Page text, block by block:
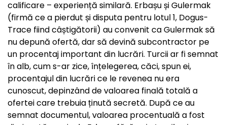
calificare – experiență similară. Erbașu și Gulermak
(firmă ce a pierdut și disputa pentru lotul 1, Dogus-
Trace fiind câștigătorii) au convenit ca Gulermak să
nu depună ofertă, dar să devină subcontractor pe
un procentaj important din lucrări. Turcii ar fi semnat
în alb, cum s-ar zice, înțelegerea, căci, spun ei,
procentajul din lucrări ce le revenea nu era
cunoscut, depinzând de valoarea finală totală a
ofertei care trebuia ținută secretă. După ce au
semnat documentul, valoarea procentuală a fost